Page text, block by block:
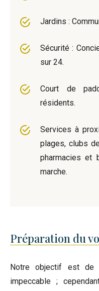
Jardins :
Sécurité :
sur 24.
Court de
résidents.
Services à
plages, clubs
pharmacies et
marche.
Préparation du
Notre objectif est de
impeccable ;